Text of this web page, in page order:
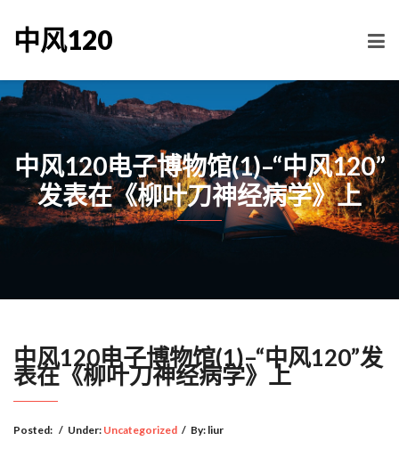
中风120
中风120电子博物馆(1)–“中风120”
发表在《柳叶刀神经病学》上
中风120电子博物馆(1)–“中风120”发
表在《柳叶刀神经病学》上
Posted: / Under: Uncategorized / By: liur